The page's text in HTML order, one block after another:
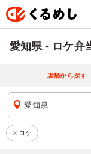
愛知県 - ロケ弁
店舗から探す
愛知県
ロケ